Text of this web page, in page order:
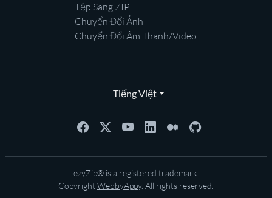
Tệp Sang ZIP
Chuyển Đổi Ảnh
Chuyển Đổi Âm Thanh/Video
Tiếng Việt
ezyZip® is a registered trademark.
CopyrightWebbyAppy. All rights reserved.